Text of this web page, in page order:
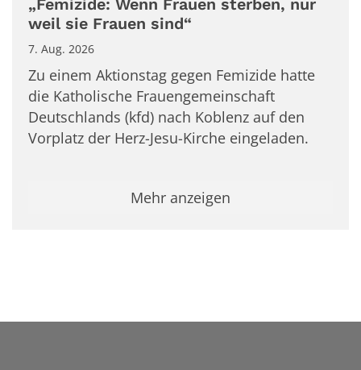
„Femizide: Wenn Frauen sterben, nur
weil sie Frauen sind“
7. Aug. 2026
Zu einem Aktionstag gegen Femizide hatte
die Katholische Frauengemeinschaft
Deutschlands (kfd) nach Koblenz auf den
Vorplatz der Herz-Jesu-Kirche eingeladen.
Mehr anzeigen